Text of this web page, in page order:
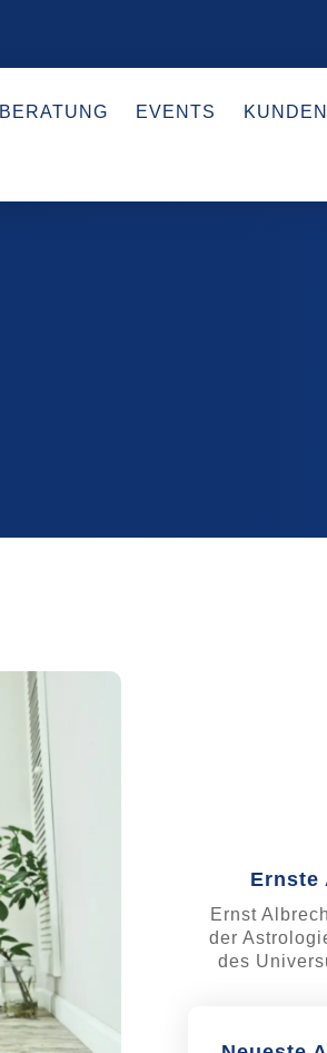
BERATUNG EVENTS
Ernste
Ernst
der
des